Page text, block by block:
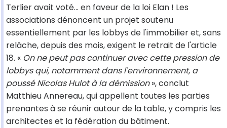
Terlier avait voté… en faveur de la loi Elan ! Les
associations dénoncent un projet soutenu
essentiellement par les lobbys de l'immobilier et, sans
relâche, depuis des mois, exigent le retrait de l'article
18. « On ne peut pas continuer avec cette pression de
lobbys qui, notamment dans l'environnement, a
poussé Nicolas Hulot à la démission», conclut
Matthieu Annereau, qui appellent toutes les parties
prenantes à se réunir autour de la table, y compris les
architectes et la fédération du bâtiment.